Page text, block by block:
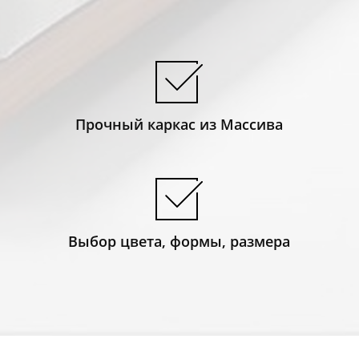
Прочный каркас из Массива
Выбор цвета, формы, размера